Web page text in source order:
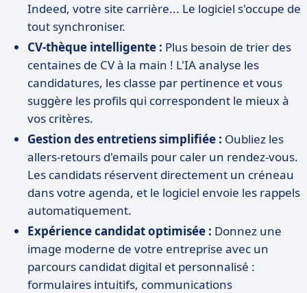
Indeed, votre site carrière... Le logiciel s'occupe de
tout synchroniser.
CV-thèque intelligente : Plus besoin de trier des
centaines de CV à la main ! L'IA analyse les
candidatures, les classe par pertinence et vous
suggère les profils qui correspondent le mieux à
vos critères.
Gestion des entretiens simplifiée : Oubliez les
allers-retours d'emails pour caler un rendez-vous.
Les candidats réservent directement un créneau
dans votre agenda, et le logiciel envoie les rappels
automatiquement.
Expérience candidat optimisée : Donnez une
image moderne de votre entreprise avec un
parcours candidat digital et personnalisé :
formulaires intuitifs, communications